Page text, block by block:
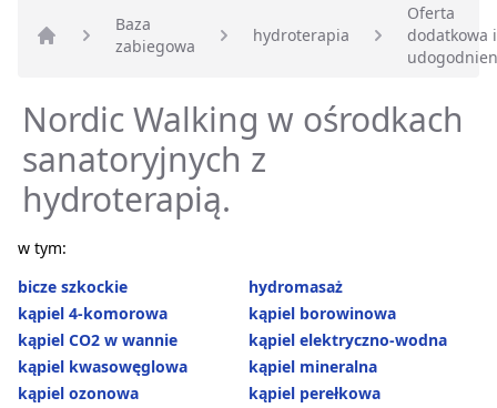
Strona główna
Baza
zabiegowa
hydroterapia
Oferta
dodatkowa i
Nordic Walking w ośrodkach
sanatoryjnych z
hydroterapią.
w tym:
bicze szkockie
hydromasaż
kąpiel 4-komorowa
kąpiel borowinowa
kąpiel CO2 w wannie
kąpiel elektryczno-wodna
kąpiel kwasowęglowa
kąpiel mineralna
kąpiel ozonowa
kąpiel perełkowa